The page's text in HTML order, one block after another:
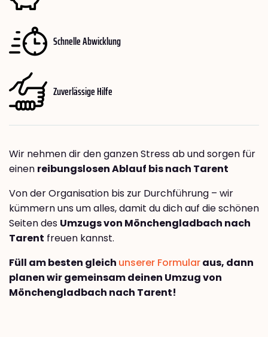
Schnelle Abwicklung
Zuverlässige Hilfe
Wir nehmen dir den ganzen Stress ab und sorgen für
einen reibungslosen Ablauf bis nach Tarent
Von der Organisation bis zur Durchführung – wir
kümmern uns um alles, damit du dich auf die schönen
Seiten des Umzugs von Mönchengladbach nach
Tarent freuen kannst.
Füll am besten gleich unserer Formularaus, dann
planen wir gemeinsam deinen Umzug von
Mönchengladbach nach Tarent!